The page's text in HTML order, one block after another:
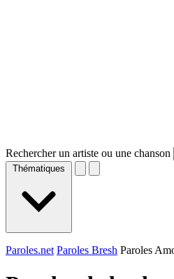
Rechercher un artiste ou une chanson
Thématiques
Paroles.net Paroles Bresh Paroles